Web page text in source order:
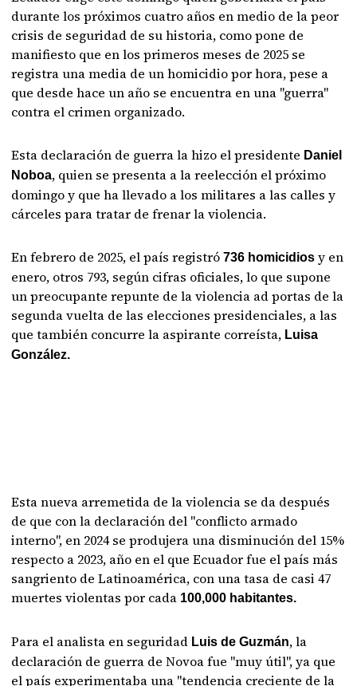
durante los próximos cuatro años en medio de la peor
crisis de seguridad de su historia, como pone de
manifiesto que en los primeros meses de 2025 se
registra una media de un homicidio por hora, pese a
que desde hace un año se encuentra en una "guerra"
contra el crimen organizado.
Esta declaración de guerra la hizo el presidente Daniel
Noboa, quien se presenta a la reelección el próximo
domingo y que ha llevado a los militares a las calles y
cárceles para tratar de frenar la violencia.
En febrero de 2025, el país registró736 homicidios y en
enero, otros 793, según cifras oficiales, lo que supone
un preocupante repunte de la violencia ad portas de la
segunda vuelta de las elecciones presidenciales, a las
que también concurre la aspirante correísta, Luisa
González.
Esta nueva arremetida de la violencia se da después
de que con la declaración del "conflicto armado
interno", en 2024 se produjera una disminución del 15%
respecto a 2023, año en el que Ecuador fue el país más
sangriento de Latinoamérica, con una tasa de casi 47
muertes violentas por cada 100,000 habitantes.
Para el analista en seguridad Luis de Guzmán, la
declaración de guerra de Novoa fue "muy útil", ya que
el país experimentaba una "tendencia creciente de la